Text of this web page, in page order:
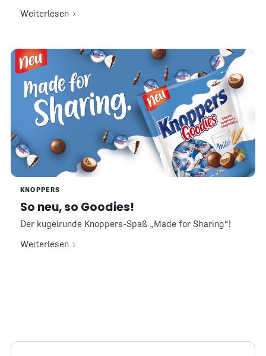
Weiterlesen
KNOPPERS
So neu, so Goodies!
Der kugelrunde Knoppers-Spaß „Made for Sharing“!
Weiterlesen